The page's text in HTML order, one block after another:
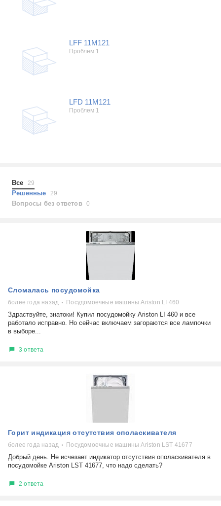
LFF 11M121
Проблем 1
LFD 11M121
Проблем 1
Все 29
Решенные 29
Вопросы без ответов0
Сломалась посудомойка
более года назад Посудомоечные машины Ariston LI 460
Здраствуйте, знатоки! Купил посудомойку Ariston LI 460 и все
работало исправно. Но сейчас включаем загораются все лампочки
в выборе...
3 ответа
Горит индикация отсутствия ополаскивателя
более года назад Посудомоечные машины Ariston LST 41677
Добрый день. Не исчезает индикатор отсутствия ополаскивателя в
посудомойке Ariston LST 41677, что надо сделать?
2 ответа